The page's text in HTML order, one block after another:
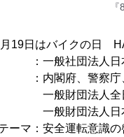
19日はバイクの日
：一般社団法人日本
：内閣府、警察庁、
財団法人全日本
財団法人日本モ
ーマ：安全運転意識